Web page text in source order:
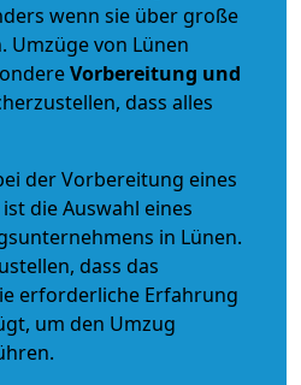
wenn sie über große
Umzüge von Lünen
Vorbereitung und
dass alles
der Vorbereitung eines
die Auswahl eines
in Lünen.
dass das
erforderliche Erfahrung
um den Umzug